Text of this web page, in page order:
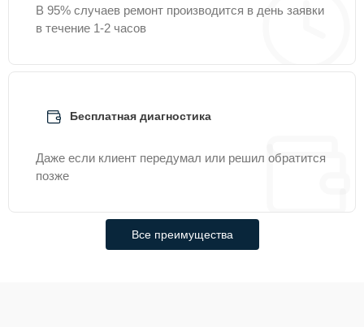
В 95% случаев ремонт производится в день заявки
в течение 1-2 часов
Бесплатная диагностика
Даже если клиент передумал или решил обратится
позже
Все преимущества